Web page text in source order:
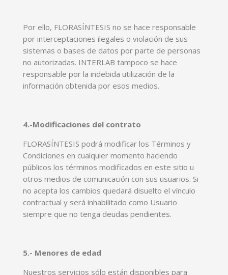
Por ello, FLORASÍNTESIS no se hace responsable
por interceptaciones ilegales o violación de sus
sistemas o bases de datos por parte de personas
no autorizadas. INTERLAB tampoco se hace
responsable por la indebida utilización de la
información obtenida por esos medios.
4.-Modificaciones del contrato
FLORASÍNTESIS podrá modificar los Términos y
Condiciones en cualquier momento haciendo
públicos los términos modificados en este sitio u
otros medios de comunicación con sus usuarios. Si
no acepta los cambios quedará disuelto el vínculo
contractual y será inhabilitado como Usuario
siempre que no tenga deudas pendientes.
5.- Menores de edad
Nuestros servicios sólo están disponibles para